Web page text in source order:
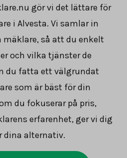
gör vi det lättare för
i Alvesta. Vi samlar in
så att du enkelt
och vilka tjänster de
du fatta ett välgrundat
som är bäst för din
du fokuserar på pris,
erfarenhet, ger vi dig
dina alternativ.